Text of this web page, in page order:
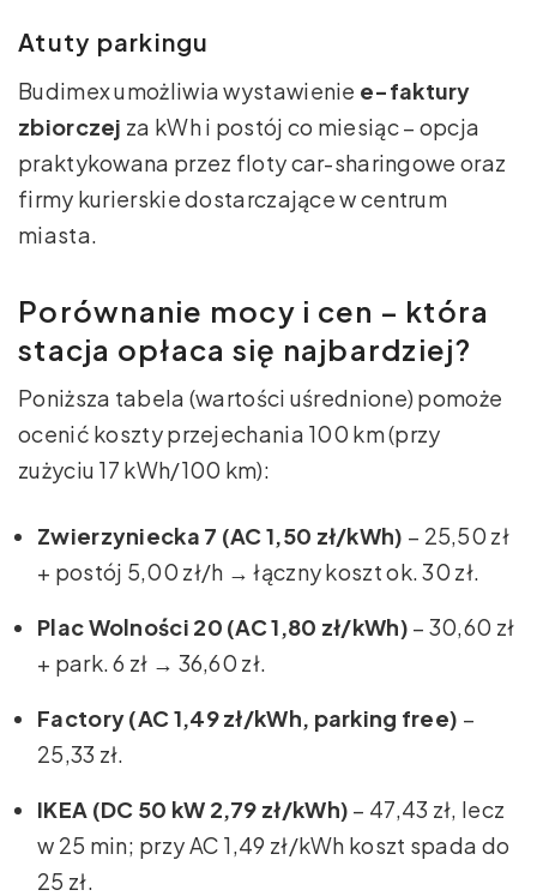
Atuty parkingu
Budimex umożliwia wystawienie e-faktury
zbiorczej za kWh i postój co miesiąc – opcja
praktykowana przez floty car-sharingowe oraz
firmy kurierskie dostarczające w centrum
miasta.
Porównanie mocy i cen – która
stacja opłaca się najbardziej?
Poniższa tabela (wartości uśrednione) pomoże
ocenić koszty przejechania 100 km (przy
zużyciu 17 kWh/100 km):
Zwierzyniecka 7 (AC 1,50 zł/kWh) – 25,50 zł
+ postój 5,00 zł/h → łączny koszt ok. 30 zł.
Plac Wolności 20 (AC 1,80 zł/kWh) – 30,60 zł
+ park. 6 zł → 36,60 zł.
Factory (AC 1,49 zł/kWh, parking free) –
25,33 zł.
IKEA (DC 50 kW 2,79 zł/kWh) – 47,43 zł, lecz
w 25 min; przy AC 1,49 zł/kWh koszt spada do
25 zł.